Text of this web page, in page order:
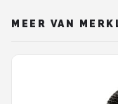
MEER VAN